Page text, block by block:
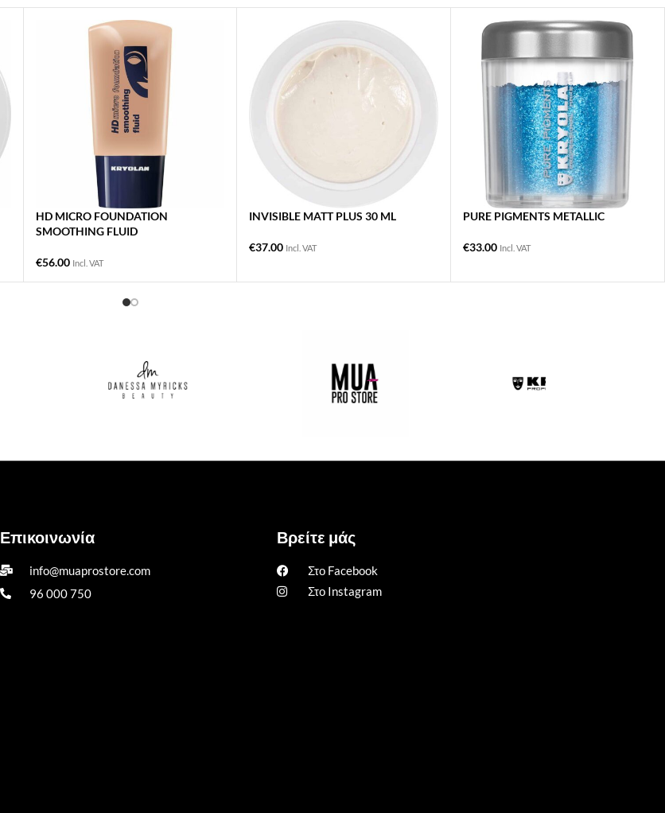
HD MICRO FOUNDATION
SMOOTHING FLUID
€56.00 Incl. VAT
INVISIBLE MATT PLUS 30 ML
€37.00 Incl. VAT
PURE PIGMENTS METALLIC
€33.00 Incl. VAT
Επικοινωνία
info@muaprostore.com
96 000 750
Βρείτε μάς
Στο Facebook
Στο Instagram